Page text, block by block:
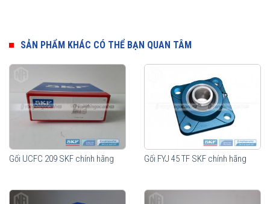
SẢN PHẨM KHÁC CÓ THỂ BẠN QUAN TÂM
Gối UCFC 209 SKF chính hãng Gối FYJ 45 TF SKF chính hãng